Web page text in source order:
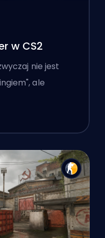
w CS2
nie jest
ale